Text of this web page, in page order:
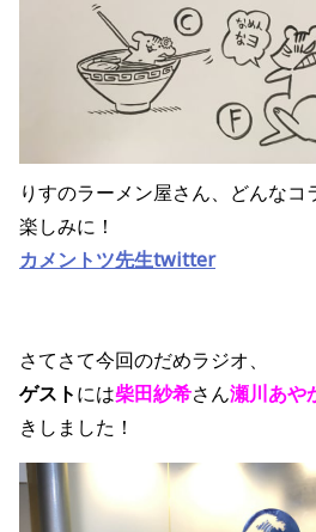
りすのラーメン屋さん、どんな
楽しみに！
カメントツ先生twitter
さてさて今回のだめラジオ、
ゲストには柴田紗希さん瀬川あや
きしました！